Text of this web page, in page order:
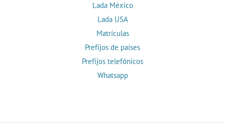
Lada México
Lada USA
Matrículas
Prefijos de países
Prefijos telefónicos
Whatsapp